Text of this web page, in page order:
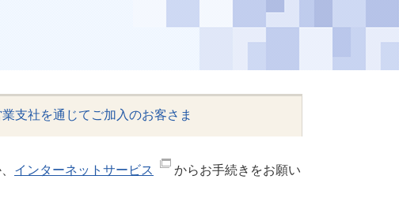
業支社を通じてご加入のお客さま
インターネットサービス
からお手続きをお願い